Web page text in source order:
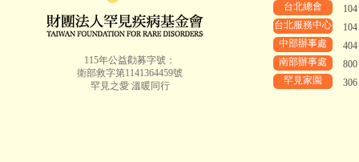
115年公益勸募字號：
衛部救字第1141364459號
罕見之愛 溫暖同行
台北總會
台北服務中心
中部辦事處
南部辦事處
罕見家園